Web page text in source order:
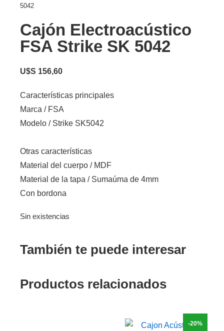
5042
Cajón Electroacústico
FSA Strike SK 5042
U$S 156,60
Características principales
Marca / FSA
Modelo / Strike SK5042
Otras características
Material del cuerpo / MDF
Material de la tapa / Sumaúma de 4mm
Con bordona
Sin existencias
También te puede interesar
Productos relacionados
-20%